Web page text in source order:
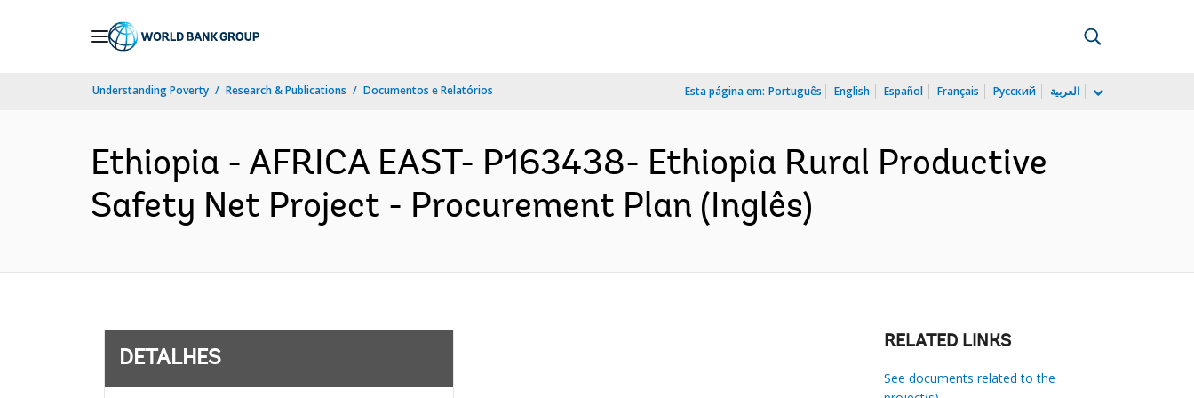
Understanding Poverty Research & Publications Documentos e Relatórios Esta página em: Português English Español Français Русский العربية
Ethiopia - AFRICA EAST- P163438- Ethiopia Rural Productive
Safety Net Project - Procurement Plan (Inglês)
DETALHES
RELATED LINKS
See documents related to the